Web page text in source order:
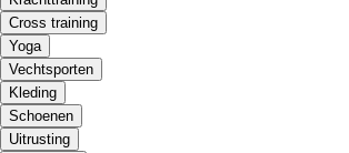
Cross training
Yoga
Vechtsporten
Kleding
Schoenen
Uitrusting